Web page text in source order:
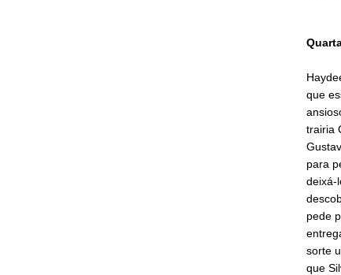
que
trairia
para
deixá-
pede
sorte
que